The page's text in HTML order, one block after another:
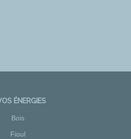
ÉNERGIES
Bois
Fioul